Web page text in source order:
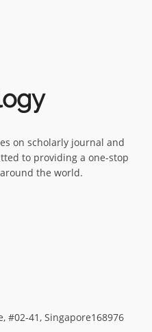
on scholarly journal and
to providing a one-stop
the world.
#02-41, Singapore168976